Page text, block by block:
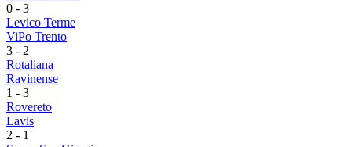
0 - 3
Levico Terme
ViPo Trento
3 - 2
Rotaliana
Ravinense
1 - 3
Rovereto
Lavis
2 - 1